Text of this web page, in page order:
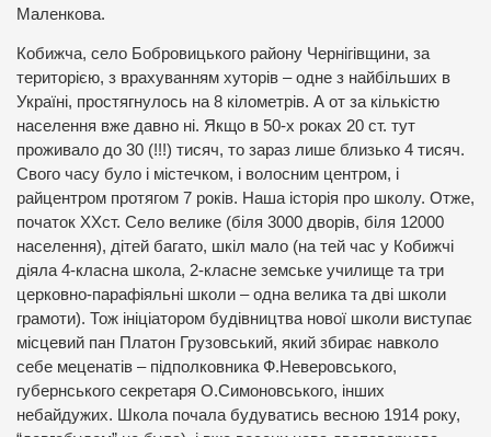
Маленкова.
Кобижча, село Бобровицького району Чернігівщини, за
територією, з врахуванням хуторів – одне з найбільших в
Україні, простягнулось на 8 кілометрів. А от за кількістю
населення вже давно ні. Якщо в 50-х роках 20 ст. тут
проживало до 30 (!!!) тисяч, то зараз лише близько 4 тисяч.
Свого часу було і містечком, і волосним центром, і
райцентром протягом 7 років. Наша історія про школу. Отже,
початок XXст. Село велике (біля 3000 дворів, біля 12000
населення), дітей багато, шкіл мало (на тей час у Кобижчі
діяла 4-класна школа, 2-класне земське училище та три
церковно-парафіяльні школи – одна велика та дві школи
грамоти). Тож ініціатором будівництва нової школи виступає
місцевий пан Платон Грузовський, який збирає навколо
себе меценатів – підполковника Ф.Неверовського,
губернського секретаря О.Симоновського, інших
небайдужих. Школа почала будуватись весною 1914 року,